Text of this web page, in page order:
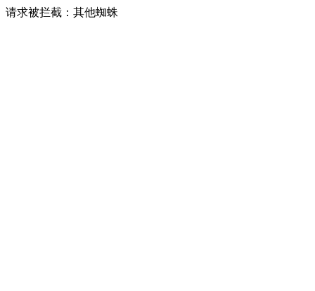
请求被拦截：其他蜘蛛